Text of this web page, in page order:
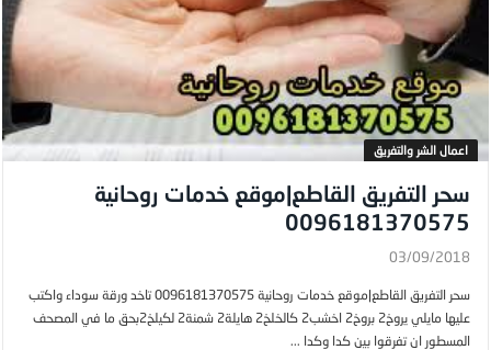
اعمال الشر والتفريق
سحر التفريق القاطع|موقع خدمات روحانية
0096181370575
03/09/2018
سحر التفريق القاطع|موقع خدمات روحانية 0096181370575 تاخد ورقة سوداء واكتب
عليها مايلي يروخ2 بروخ2 اخشب2 كالخلخ2 هايلة2 شمنة2 لكيلخ2بحق ما في المصحف
المسطور ان تفرقوا بين كدا وكدا ...